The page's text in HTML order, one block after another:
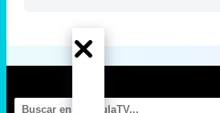
Noticias
Series